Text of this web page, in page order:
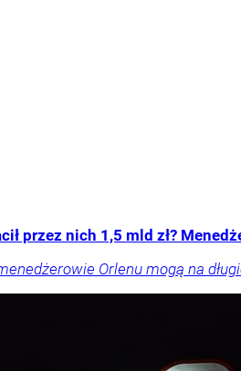
przez nich 1,5 mld zł?
Orlenu mogą na